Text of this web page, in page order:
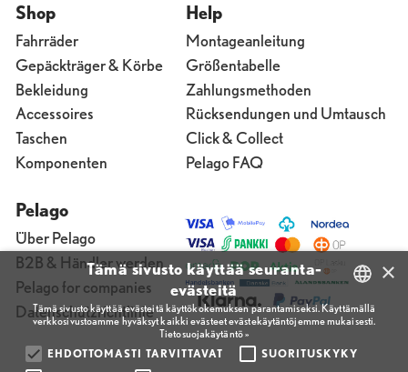
Shop
Fahrräder
Gepäckträger & Körbe
Bekleidung
Accessoires
Taschen
Komponenten
Help
Montageanleitung
Größentabelle
Zahlungsmethoden
Rücksendungen und Umtausch
Click & Collect
Pelago FAQ
Pelago
Über Pelago
B2B & Händler werden
Pelago for companies
Datenschutzrichtlinie
FINNISH
ENGLISH
×
Tämä sivusto käyttää seuranta-
evästeitä
Tämä sivusto käyttää evästeitä käyttökokemuksen parantamiseksi. Käyttämällä
verkkosivustoamme hyväksyt kaikki evästeet evästekäytäntöjemme mukaisesti.
Tietosuojakäytäntö »
EHDOTTOMASTI TARVITTAVAT
SUORITUSKYKY